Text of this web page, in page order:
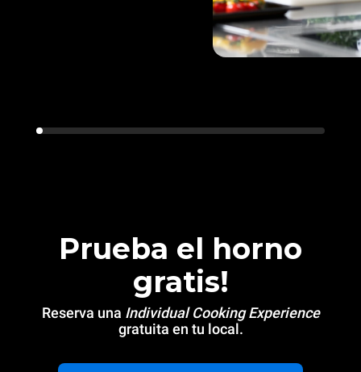
Prueba el horno
gratis!
Reserva una Individual Cooking Experience
gratuita en tu local.